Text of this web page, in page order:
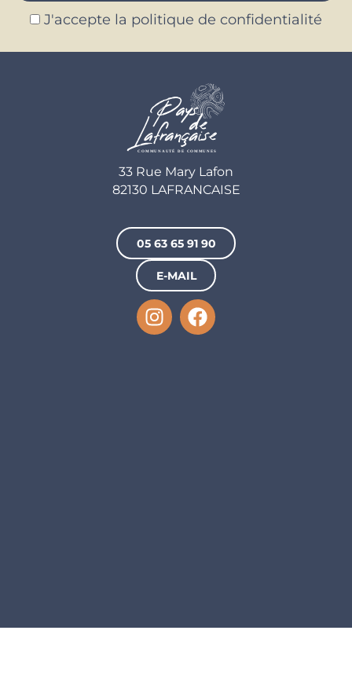
J'accepte la politique de confidentialité
33 Rue Mary Lafon
82130 LAFRANCAISE
05 63 65 91 90
E-MAIL